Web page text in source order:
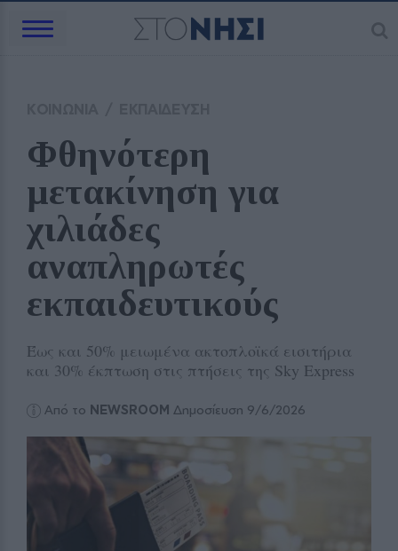
Φθηνότερη
μετακίνηση για
χιλιάδες
αναπληρωτές
εκπαιδευτικούς
Έως και 50% μειωμένα ακτοπλοϊκά εισιτήρια
και 30% έκπτωση στις πτήσεις της Sky Express
Από το NEWSROOM Δημοσίευση 9/6/2026